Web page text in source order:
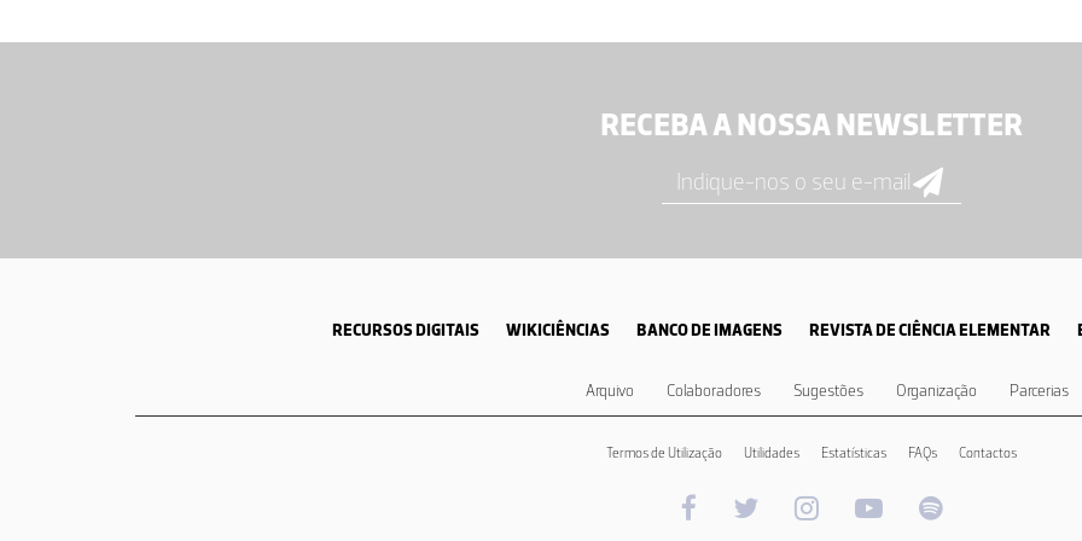
RECEBA A NOSSA NEWSLETTER
RECURSOS DIGITAIS WIKICIÊNCIAS BANCO DE IMAGENS REVISTA DE CIÊNCIA ELEMENTAR
Arquivo Colaboradores Sugestões Organização Parcerias
Termos de Utilização Utilidades Estatísticas FAQs Contactos